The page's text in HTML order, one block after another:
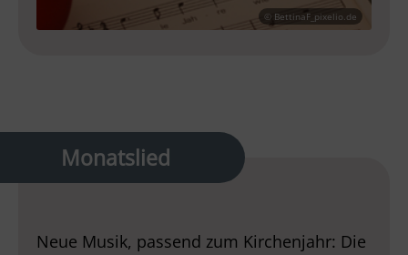
© BettinaF_pixelio.de
Monatslied
Neue Musik, passend zum Kirchenjahr: Die